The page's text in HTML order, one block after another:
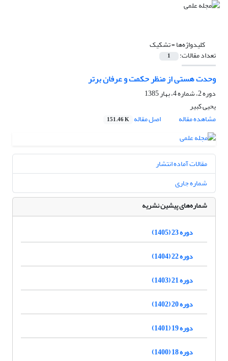
کلیدواژه‌ها =تشکیک
تعداد مقالات: 1
وحدت هستی از منظر حکمت و عرفان برتر
دوره 2، شماره 4، بهار 1385
یحیی کبیر
مشاهده مقاله
اصل مقاله 151.46 K
مقالات آماده انتشار
شماره جاری
شماره‌های پیشین نشریه
دوره 23 (1405)
دوره 22 (1404)
دوره 21 (1403)
دوره 20 (1402)
دوره 19 (1401)
دوره 18 (1400)